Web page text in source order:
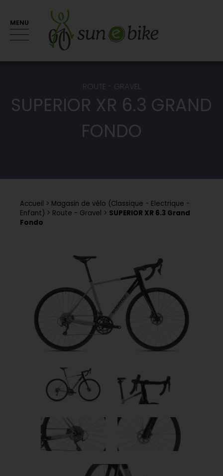
MENU
ROUTE - GRAVEL
SUPERIOR XR 6.3 GRAND
FONDO
Accueil
Magasin de vélo (Classique - Electrique -
Enfant)
Route - Gravel
SUPERIOR XR 6.3 Grand
Fondo